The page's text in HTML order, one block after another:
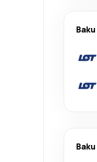
Baku
Baku